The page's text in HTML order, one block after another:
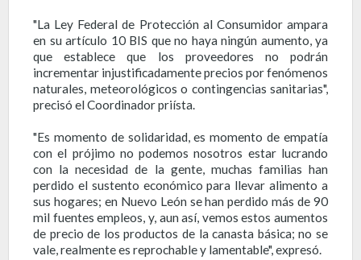
"La Ley Federal de Protección al Consumidor ampara
en su artículo 10 BIS que no haya ningún aumento, ya
que establece que los proveedores no podrán
incrementar injustificadamente precios por fenómenos
naturales, meteorológicos o contingencias sanitarias",
precisó el Coordinador priísta.
"Es momento de solidaridad, es momento de empatía
con el prójimo no podemos nosotros estar lucrando
con la necesidad de la gente, muchas familias han
perdido el sustento económico para llevar alimento a
sus hogares; en Nuevo León se han perdido más de 90
mil fuentes empleos, y, aun así, vemos estos aumentos
de precio de los productos de la canasta básica; no se
vale, realmente es reprochable y lamentable", expresó.